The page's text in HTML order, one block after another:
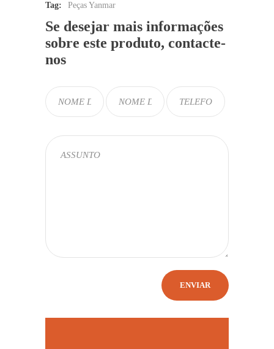
Tag: Peças Yanmar
Se desejar mais informações
sobre este produto, contacte-
nos